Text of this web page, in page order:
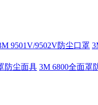
9501V/9502V防尘口罩
防尘面具 3M 6800全面罩